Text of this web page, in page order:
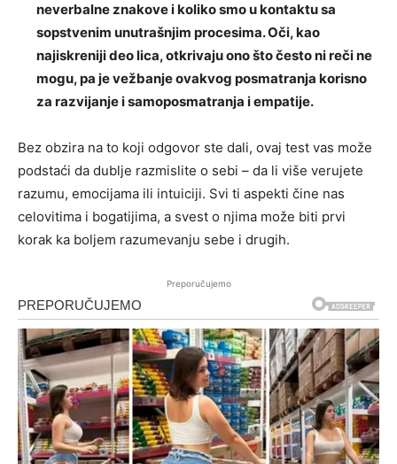
neverbalne znakove i koliko smo u kontaktu sa
sopstvenim unutrašnjim procesima. Oči, kao
najiskreniji deo lica, otkrivaju ono što često ni reči ne
mogu, pa je vežbanje ovakvog posmatranja korisno
za razvijanje i samoposmatranja i empatije.
Bez obzira na to koji odgovor ste dali, ovaj test vas može
podstaći da dublje razmislite o sebi – da li više verujete
razumu, emocijama ili intuiciji. Svi ti aspekti čine nas
celovitima i bogatijima, a svest o njima može biti prvi
korak ka boljem razumevanju sebe i drugih.
Preporučujemo